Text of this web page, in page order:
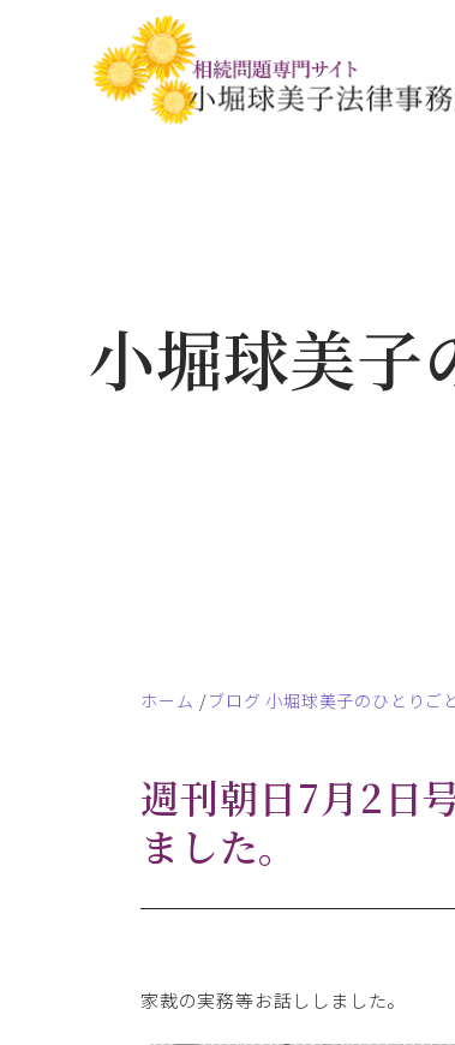
相
小堀球美子
ホーム ブログ 小堀球美子のひとりご
週刊朝日7月2日
ました。
家裁の実務等お話ししました。